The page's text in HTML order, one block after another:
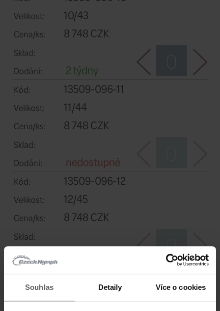
Souhlas Detaily Více o cookies
Velikost:
Cena/ks: 8 748 CZK
Sklad:
Dodání:
2 týdny
Kód: 13509-096-09
Velikost:
Cena/ks: 8 748 CZK
Sklad:
Dodání:
2 týdny
Kód: 13509-096-10
Velikost: 10/43
Cena/ks: 8 748 CZK